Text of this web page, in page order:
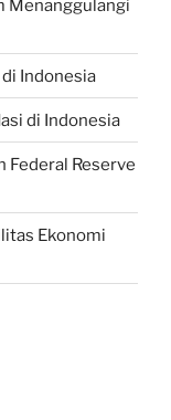
Menanggulangi
Indonesia
di Indonesia
Federal Reserve
Ekonomi